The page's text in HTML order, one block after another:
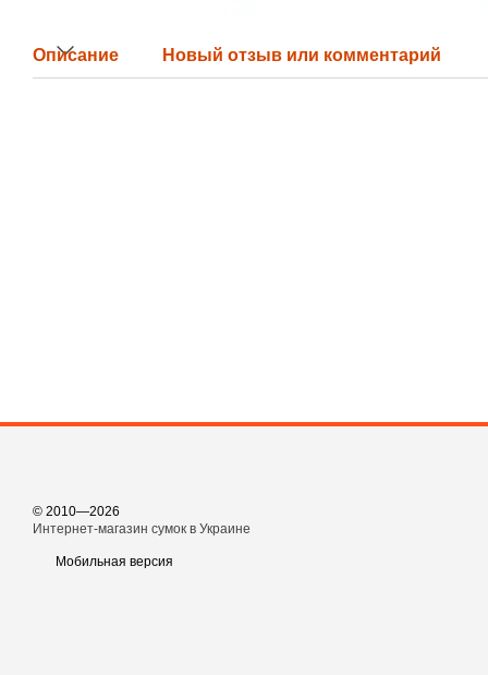
Описание Новый отзыв или комментарий
© 2010—2026
Интернет-магазин сумок в Украине
Мобильная версия